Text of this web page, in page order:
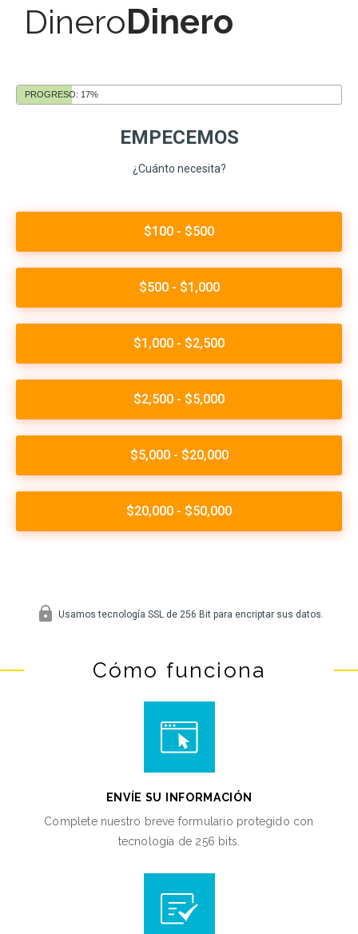
DineroDinero
Cómo funciona
ENVÍE SU INFORMACIÓN
Complete nuestro breve formulario protegido con
tecnología de 256 bits.